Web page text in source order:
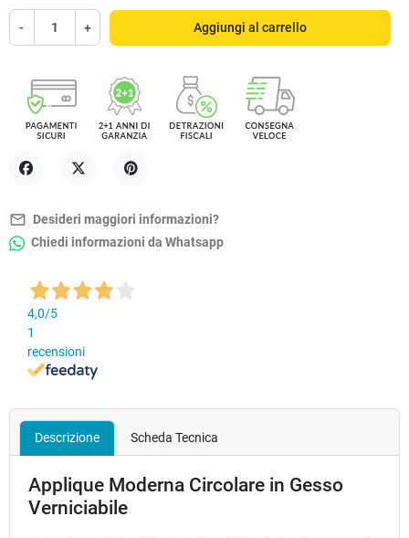
- + Aggiungi al carrello
mail_outline Desideri maggiori informazioni?
Chiedi informazioni da Whatsapp
4,0/5
1
recensioni
Descrizione Scheda Tecnica
Applique Moderna Circolare in Gesso
Verniciabile